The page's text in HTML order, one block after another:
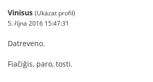
Vinisus (Ukázat profil)
5. října 2016 15:47:31
Datreveno.
Fiaĉiĝis, paro, tosti.